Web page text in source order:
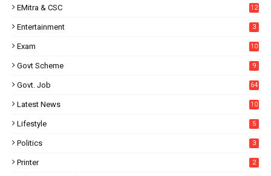
EMitra & CSC 12
Entertainment 3
Exam 10
Govt Scheme 9
Govt. Job 64
Latest News 10
Lifestyle 5
Politics 3
Printer 2